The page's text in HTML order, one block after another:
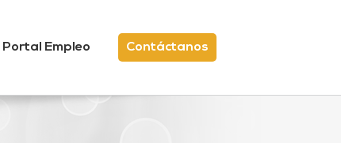
Portal Empleo Contáctanos